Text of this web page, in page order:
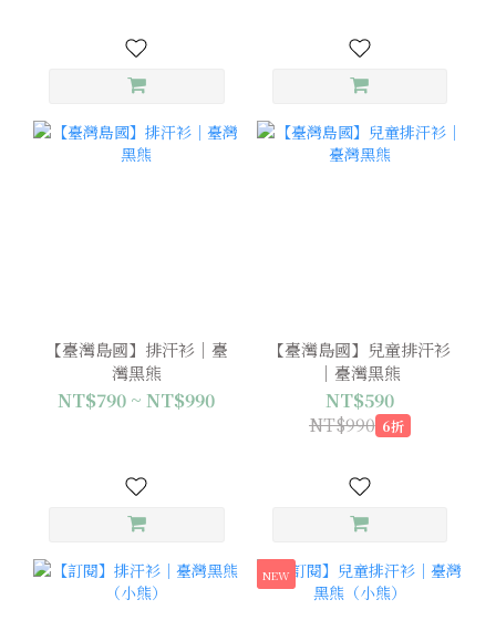
【臺灣島國】排汗衫｜臺
灣黑熊
NT$790 ~ NT$990
【臺灣島國】兒童排汗衫
｜臺灣黑熊
NT$590
NT$990 6折
NEW